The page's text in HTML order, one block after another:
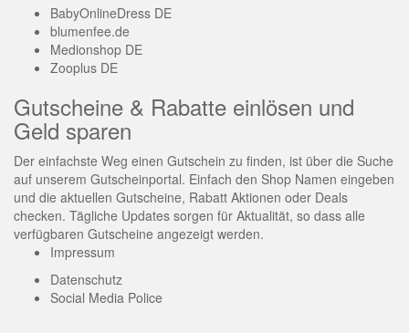
BabyOnlineDress DE
blumenfee.de
Medionshop DE
Zooplus DE
Gutscheine & Rabatte einlösen und
Geld sparen
Der einfachste Weg einen Gutschein zu finden, ist über die Suche
auf unserem Gutscheinportal. Einfach den Shop Namen eingeben
und die aktuellen Gutscheine, Rabatt Aktionen oder Deals
checken. Tägliche Updates sorgen für Aktualität, so dass alle
verfügbaren Gutscheine angezeigt werden.
Impressum
Datenschutz
Social Media Police